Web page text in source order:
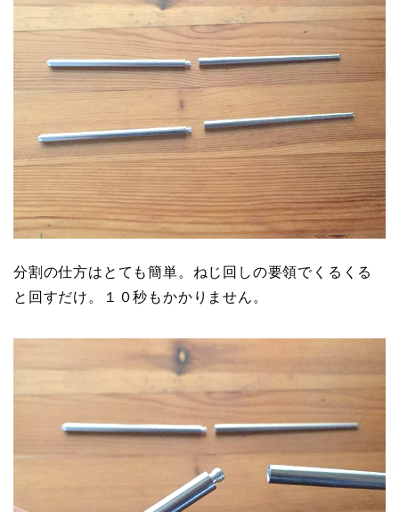
分割の仕方はとても簡単。ねじ回しの要領でくるくる
と回すだけ。１０秒もかかりません。